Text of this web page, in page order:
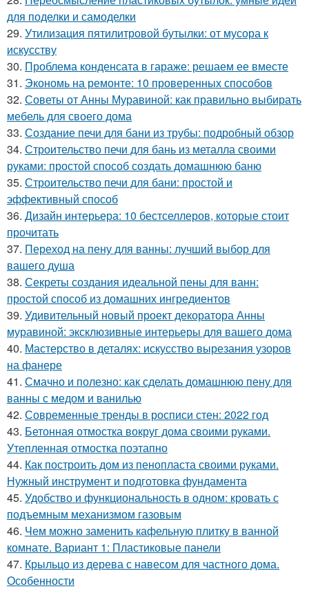
для поделки и самоделки
29. Утилизация пятилитровой бутылки: от мусора к
искусству
30. Проблема конденсата в гараже: решаем ее вместе
31. Экономь на ремонте: 10 проверенных способов
32. Советы от Анны Муравиной: как правильно выбирать
мебель для своего дома
33. Создание печи для бани из трубы: подробный обзор
34. Строительство печи для бань из металла своими
руками: простой способ создать домашнюю баню
35. Строительство печи для бани: простой и
эффективный способ
36. Дизайн интерьера: 10 бестселлеров, которые стоит
прочитать
37. Переход на пену для ванны: лучший выбор для
вашего душа
38. Секреты создания идеальной пены для ванн:
простой способ из домашних ингредиентов
39. Удивительный новый проект декоратора Анны
муравиной: эксклюзивные интерьеры для вашего дома
40. Мастерство в деталях: искусство вырезания узоров
на фанере
41. Смачно и полезно: как сделать домашнюю пену для
ванны с медом и ванилью
42. Современные тренды в росписи стен: 2022 год
43. Бетонная отмостка вокруг дома своими руками.
Утепленная отмостка поэтапно
44. Как построить дом из пенопласта своими руками.
Нужный инструмент и подготовка фундамента
45. Удобство и функциональность в одном: кровать с
подъемным механизмом газовым
46. Чем можно заменить кафельную плитку в ванной
комнате. Вариант 1: Пластиковые панели
47. Крыльцо из дерева с навесом для частного дома.
Особенности